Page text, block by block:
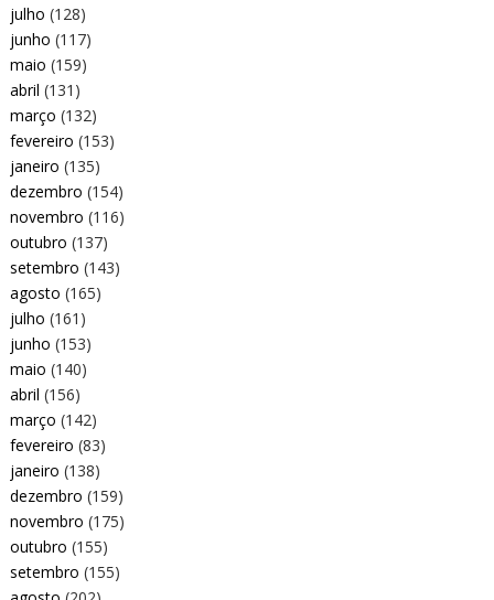
julho (128)
junho (117)
maio (159)
abril (131)
março (132)
fevereiro (153)
janeiro (135)
dezembro (154)
novembro (116)
outubro (137)
setembro (143)
agosto (165)
julho (161)
junho (153)
maio (140)
abril (156)
março (142)
fevereiro (83)
janeiro (138)
dezembro (159)
novembro (175)
outubro (155)
setembro (155)